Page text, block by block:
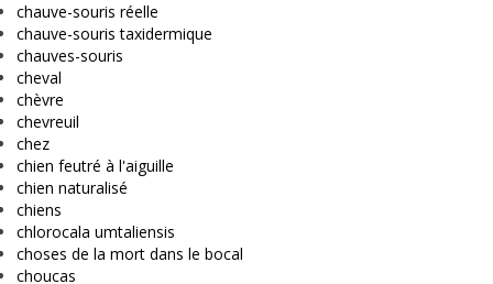
chauve-souris réelle
chauve-souris taxidermique
chauves-souris
cheval
chèvre
chevreuil
chez
chien feutré à l'aiguille
chien naturalisé
chiens
chlorocala umtaliensis
choses de la mort dans le bocal
choucas